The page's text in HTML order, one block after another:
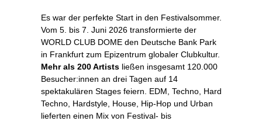
Es war der perfekte Start in den Festivalsommer.
Vom 5. bis 7. Juni 2026 transformierte der
WORLD CLUB DOME den Deutsche Bank Park
in Frankfurt zum Epizentrum globaler Clubkultur.
Mehr als 200 Artists ließen insgesamt 120.000
Besucher:innen an drei Tagen auf 14
spektakulären Stages feiern. EDM, Techno, Hard
Techno, Hardstyle, House, Hip-Hop und Urban
lieferten einen Mix von Festival- bis